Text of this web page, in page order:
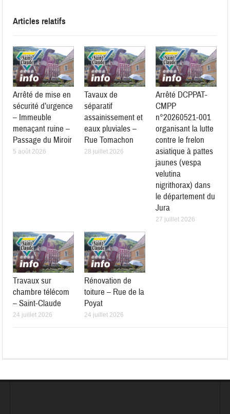
Articles relatifs
Arrêté de mise en
sécurité d’urgence
– Immeuble
menaçant ruine –
Passage du Miroir
5 août 2026
Tavaux de
séparatif
assainissement et
eaux pluviales –
Rue Tomachon
28 juillet 2026
Arrêté DCPPAT-
CMPP
n°20260521-001
organisant la lutte
contre le frelon
asiatique à pattes
jaunes (vespa
velutina
nigrithorax) dans
le département du
Jura
27 juillet 2026
Travaux sur
chambre télécom
– Saint-Claude
24 juillet 2026
Rénovation de
toiture – Rue de la
Poyat
24 juillet 2026